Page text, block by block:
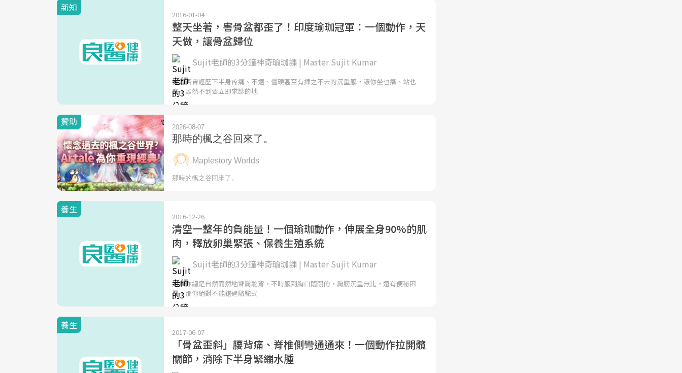
新知
2016-01-04
整天坐著，害骨盆都歪了！印度瑜珈冠軍：一個動作，天
天做，讓骨盆歸位
Sujit老師的3分鐘神奇瑜珈課 | Master Sujit Kumar
你是否曾經歷下半身疼痛、不適、僵硬甚至有揮之不去的沉重感，讓你坐也痛、站也
痛，雖然不到要立即求診的地
養生
2016-12-26
清空一整年的負能量！一個瑜珈動作，伸展全身90%的肌
肉，釋放卵巢緊張、保養生殖系統
Sujit老師的3分鐘神奇瑜珈課 | Master Sujit Kumar
如果你總是自然而然地聳肩駝背，不時感到胸口悶悶的，肩膀沉重無比，還有便秘困
擾，那你絕對不能錯過駱駝式
養生
2017-06-07
「骨盆歪斜」腰背痛、脊椎側彎通通來！一個動作拉開髖
關節，消除下半身緊繃水腫